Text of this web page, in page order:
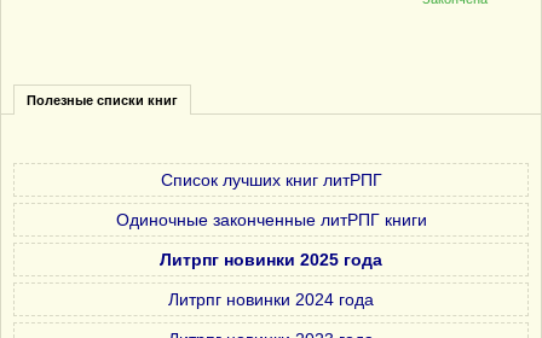
Полезные списки книг
Список лучших книг литРПГ
Одиночные законченные литРПГ книги
Литрпг новинки 2025 года
Литрпг новинки 2024 года